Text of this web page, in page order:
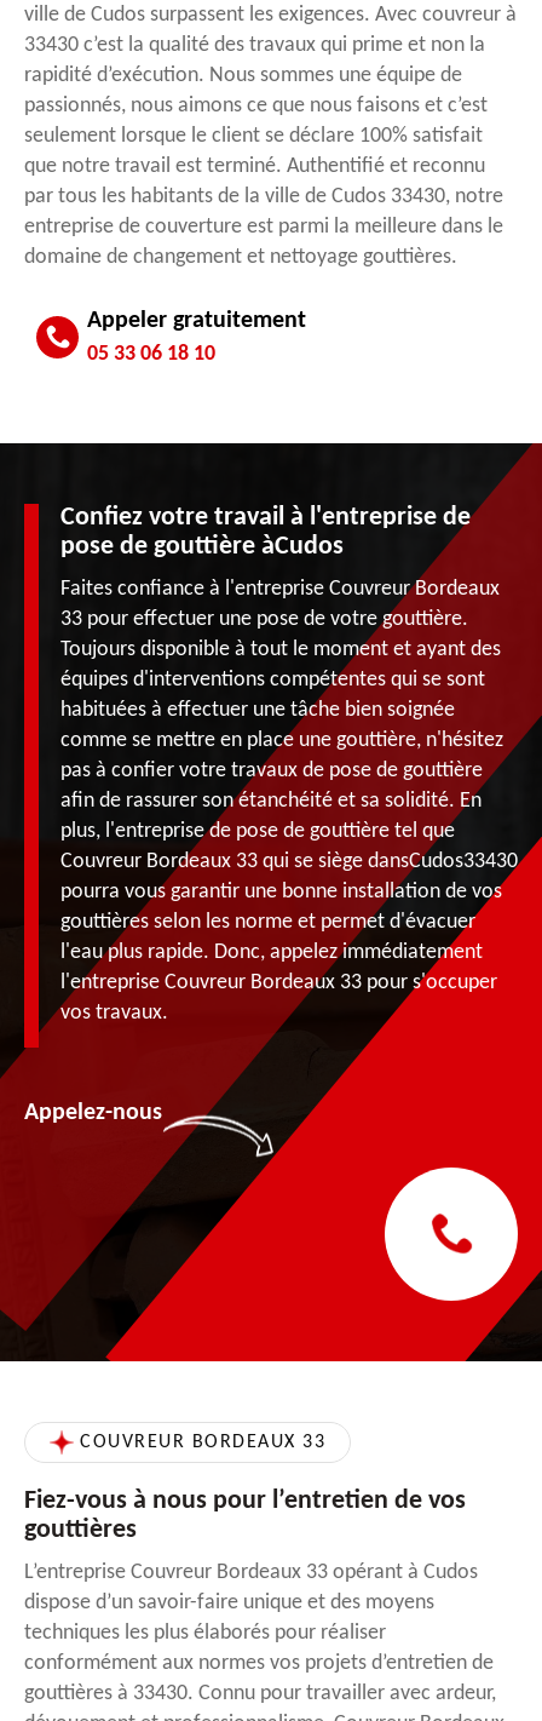
ville de Cudos surpassent les exigences. Avec couvreur à
33430 c’est la qualité des travaux qui prime et non la
rapidité d’exécution. Nous sommes une équipe de
passionnés, nous aimons ce que nous faisons et c’est
seulement lorsque le client se déclare 100% satisfait
que notre travail est terminé. Authentifié et reconnu
par tous les habitants de la ville de Cudos 33430, notre
entreprise de couverture est parmi la meilleure dans le
domaine de changement et nettoyage gouttières.
Appeler gratuitement
05 33 06 18 10
Confiez votre travail à l'entreprise de
pose de gouttière àCudos
Faites confiance à l'entreprise Couvreur Bordeaux
33 pour effectuer une pose de votre gouttière.
Toujours disponible à tout le moment et ayant des
équipes d'interventions compétentes qui se sont
habituées à effectuer une tâche bien soignée
comme se mettre en place une gouttière, n'hésitez
pas à confier votre travaux de pose de gouttière
afin de rassurer son étanchéité et sa solidité. En
plus, l'entreprise de pose de gouttière tel que
Couvreur Bordeaux 33 qui se siège dansCudos33430
pourra vous garantir une bonne installation de vos
gouttières selon les norme et permet d'évacuer
l'eau plus rapide. Donc, appelez immédiatement
l'entreprise Couvreur Bordeaux 33 pour s'occuper
vos travaux.
Appelez-nous
COUVREUR BORDEAUX 33
Fiez-vous à nous pour l’entretien de vos
gouttières
L’entreprise Couvreur Bordeaux 33 opérant à Cudos
dispose d’un savoir-faire unique et des moyens
techniques les plus élaborés pour réaliser
conformément aux normes vos projets d’entretien de
gouttières à 33430. Connu pour travailler avec ardeur,